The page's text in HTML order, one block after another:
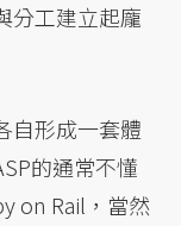
分工建立起龐
自形成一套體
的通常不懂
on Rail，當然